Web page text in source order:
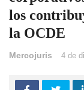
los
la OCDE
Mercojuris 4 de